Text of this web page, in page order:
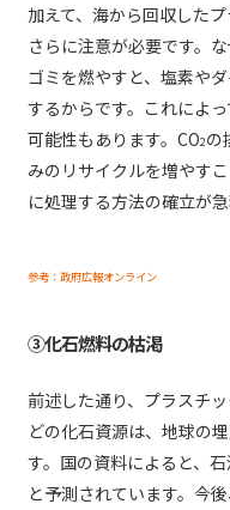
加えて、海から回収した
さらに注意が必要です。
ゴミを燃やすと、塩素や
するからです。これによ
可能性もあります。CO2の
みのリサイクルを増やす
に処理する方法の確立が急
参考：政府広報オンライン
③化石燃料の枯渇
前述した通り、プラスチ
どの化石資源は、地球の
す。国の資料によると、
と予測されています。今